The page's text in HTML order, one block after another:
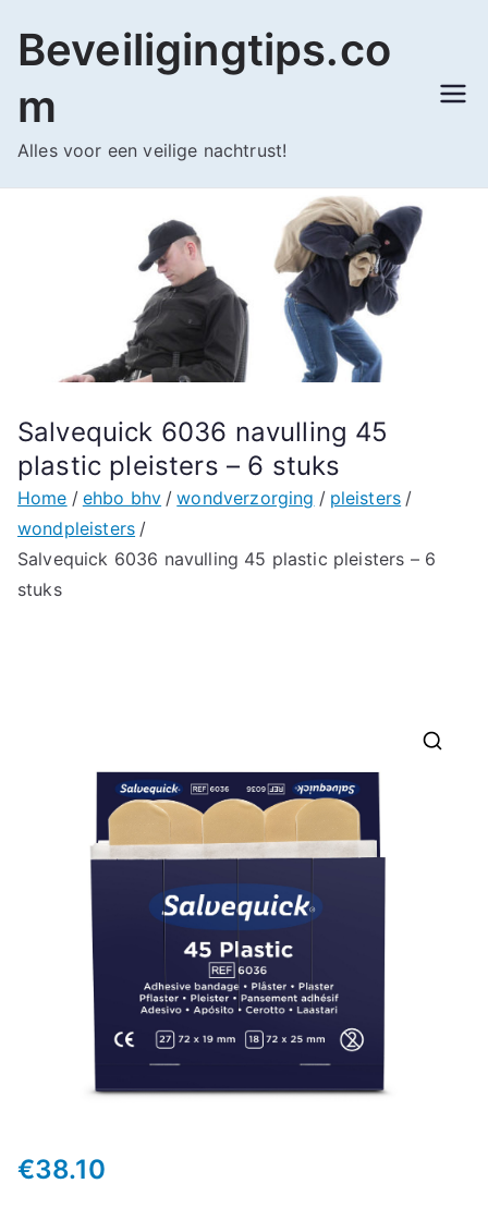
naar
inhoud
Beveiligingtips.co
m
Alles voor een veilige nachtrust!
Salvequick 6036 navulling 45
plastic pleisters – 6 stuks
Home ehbo bhv wondverzorging
pleisters
wondpleisters
Salvequick 6036 navulling 45 plastic pleisters – 6
stuks
€38.10